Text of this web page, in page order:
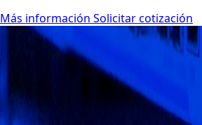
Más información Solicitar cotización